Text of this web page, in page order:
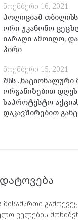
ნოემბერი 16, 2021
პოლიციამ
ორი უკანონო
იარაღი ამოიღო,
პირი
ნოემბერი 15, 2021
შსს „ნაციონალური
ორგანიზებით
საპროტესტო
დაკავშირებით
ველების